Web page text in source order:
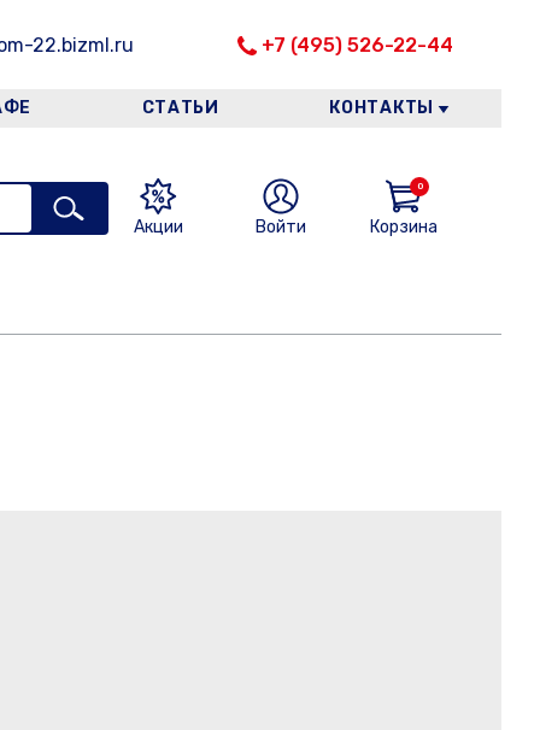
22.bizml.ru +7 (495) 526-22-44
СТАТЬИ КОНТАКТЫ
Акции Войти Корзина
0